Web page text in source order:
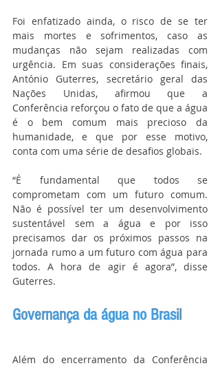
Foi enfatizado ainda, o risco de se ter
mais mortes e sofrimentos, caso as
mudanças não sejam realizadas com
urgência. Em suas considerações finais,
António Guterres, secretário geral das
Nações Unidas, afirmou que a
Conferência reforçou o fato de que a água
é o bem comum mais precioso da
humanidade, e que por esse motivo,
conta com uma série de desafios globais.
“É fundamental que todos se
comprometam com um futuro comum.
Não é possível ter um desenvolvimento
sustentável sem a água e por isso
precisamos dar os próximos passos na
jornada rumo a um futuro com água para
todos. A hora de agir é agora”, disse
Guterres.
Governança da água no Brasil
Além do encerramento da Conferência